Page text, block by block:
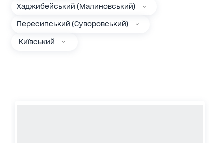
Хаджибейський (Малиновський)
Пересипський (Суворовський)
Київський